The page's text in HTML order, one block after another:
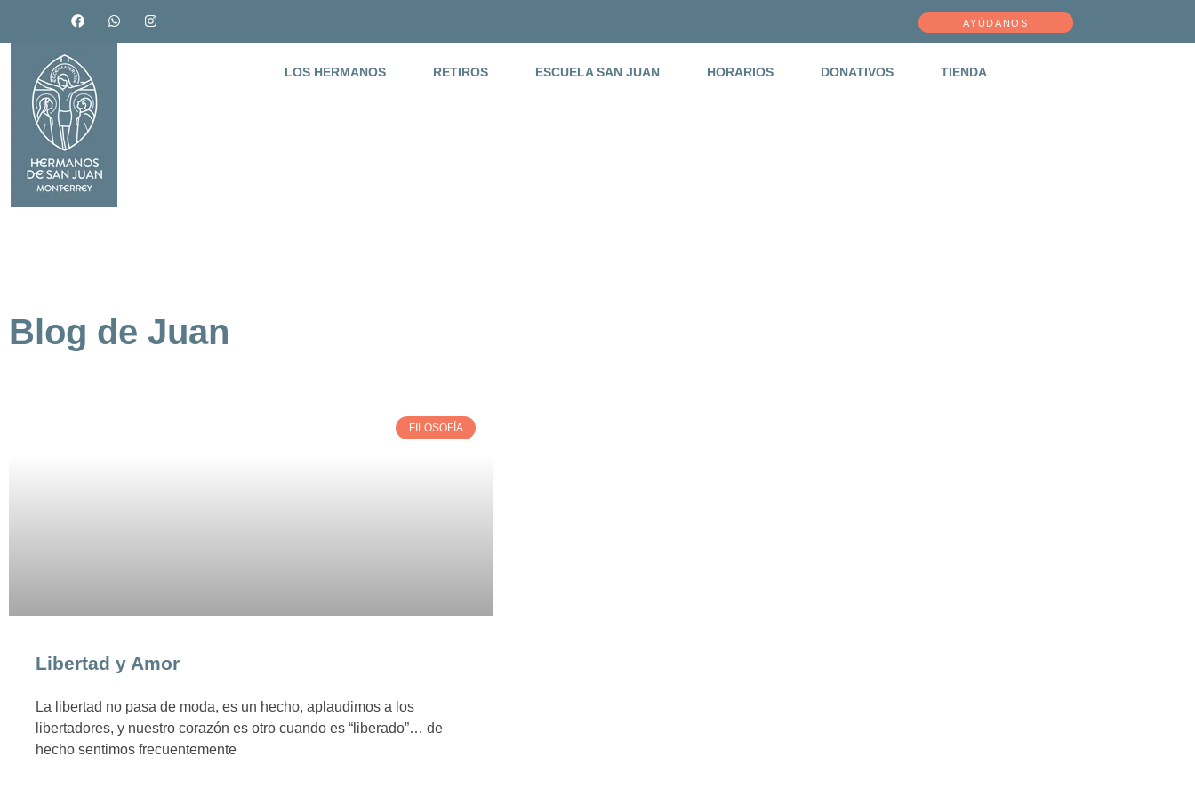
AYÚDANOS
LOS HERMANOS RETIROS ESCUELA SAN JUAN HORARIOS DONATIVOS TIENDA
Blog de Juan
FILOSOFÍA
Libertad y Amor
La libertad no pasa de moda, es un hecho, aplaudimos a los
libertadores, y nuestro corazón es otro cuando es “liberado”… de
hecho sentimos frecuentemente